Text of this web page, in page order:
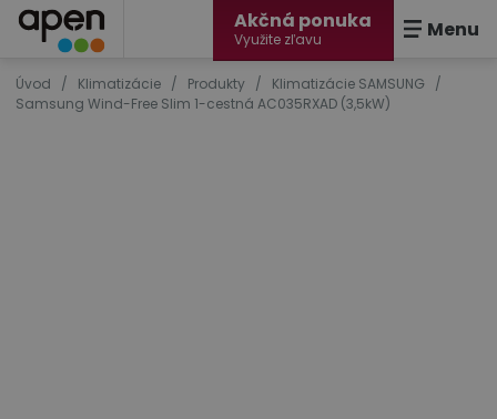
Akčná ponuka
Využite zľavu Menu
Úvod / Klimatizácie / Produkty / Klimatizácie SAMSUNG /
Samsung Wind-Free Slim 1-cestná AC035RXAD (3,5kW)